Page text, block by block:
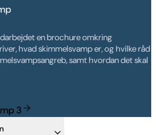
en brochure omkring
hvad skimmelsvamp er, og hvilke råd
samt hvordan det skal
3